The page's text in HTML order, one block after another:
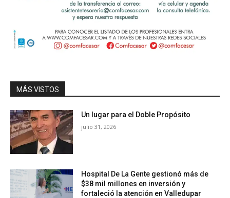
MÁS VISTOS
Un lugar para el Doble Propósito
julio 31, 2026
Hospital De La Gente gestionó más de
$38 mil millones en inversión y
fortaleció la atención en Valledupar